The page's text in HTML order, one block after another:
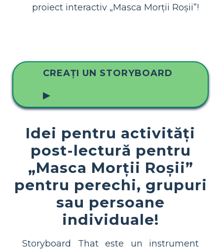
proiect interactiv „Masca Morții Roșii”!
CREAȚI UN STORYBOARD
▶
Idei pentru activități
post-lectură pentru
„Masca Morții Roșii”
pentru perechi, grupuri
sau persoane
individuale!
Storyboard That este un instrument